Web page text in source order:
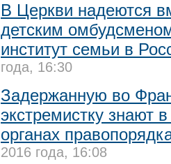
В Церкви надеются
детским
институт семьи в
года, 16:30
Задержанную во
экстремистку знают
органах
2016 года, 16:08